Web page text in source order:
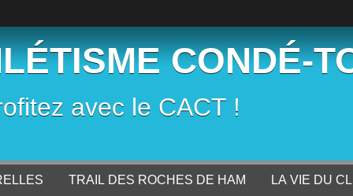
CONDÉ-
avec le CACT !
TRAIL DES ROCHES DE HAM LA VIE DU